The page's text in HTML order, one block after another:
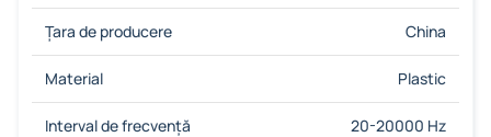
Țara de producere China
Material Plastic
Interval de frecvență 20-20000 Hz